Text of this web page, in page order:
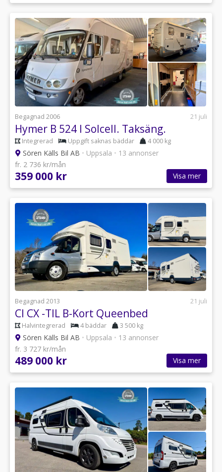
Begagnad 2006 21 juli
Hymer B 524 I Solcell. Taksäng.
Integrerad Uppgift saknas bäddar 4 000 kg
Sören Källs Bil AB • Uppsala • 13 annonser
fr. 2 736 kr/mån
359 000 kr Visa mer
Begagnad 2013 21 juli
CI CX -TIL B-Kort Queenbed
Halvintegrerad 4 bäddar 3 500 kg
Sören Källs Bil AB • Uppsala • 13 annonser
fr. 3 727 kr/mån
489 000 kr Visa mer